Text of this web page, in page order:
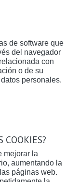
de software que
del navegador
con
o de su
personales.
COOKIES?
mejorar la
aumentando la
páginas web.